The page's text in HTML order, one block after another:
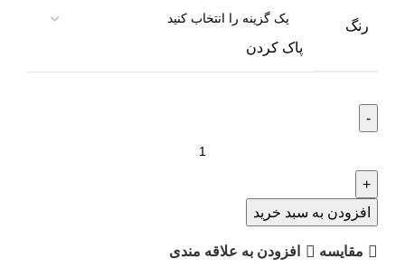
رنگ
پاک کردن
افزودن به سبد خرید
مقايسه افزودن به علاقه مندی